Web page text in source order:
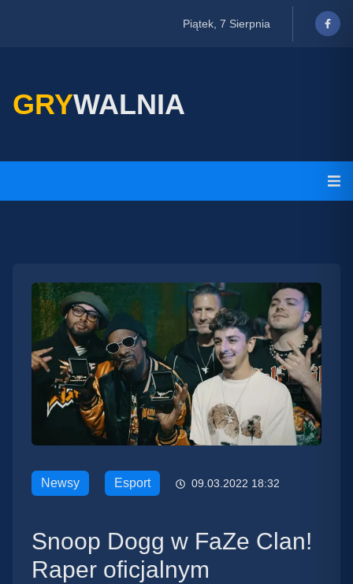
Piątek, 7 Sierpnia
GRYWALNIA
Newsy Esport 09.03.2022 18:32
Snoop Dogg w FaZe Clan!
Raper oficjalnym